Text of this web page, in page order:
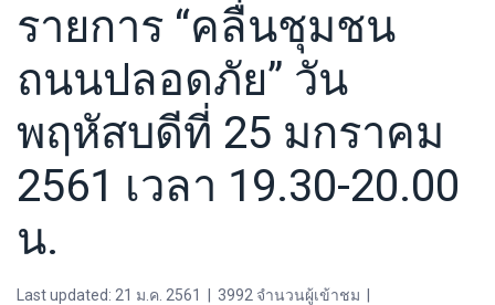
รายการ “คลื่นชุมชน
ถนนปลอดภัย” วัน
พฤหัสบดีที่ 25 มกราคม
2561 เวลา 19.30-20.00
น.
Last updated: 21 ม.ค. 2561 3992 จำนวนผู้เข้าชม